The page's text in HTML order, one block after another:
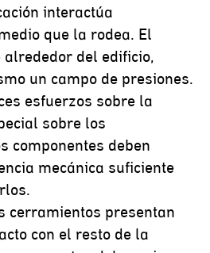
interactúa
que la rodea. El
alrededor del edificio,
un campo de presiones.
esfuerzos sobre la
sobre los
componentes deben
mecánica suficiente
cerramientos presentan
con el resto de la